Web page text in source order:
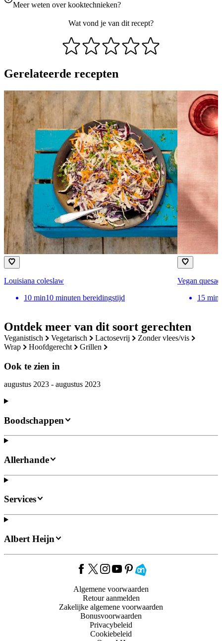
Ontdek meer van dit soort gerechten
veganistisch vegetarisch lactosevrij
zonder vlees/vis
wrap
hoofdgerecht grillen
Ook te zien in
augustus 2023 - augustus 2023
Meer weten overkooktechnieken?
Wat vond je van dit recept?
Gerelateerde recepten
Louisiana coleslaw
10 min10 minuten bereidingstijd
Vegan
15 min
Boodschappen
Allerhande
Services
Albert Heijn
Algemene voorwaarden
Retour aanmelden
Zakelijke algemene voorwaarden
Bonusvoorwaarden
Privacybeleid
Cookiebeleid